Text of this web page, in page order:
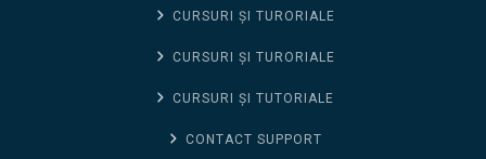
CURSURI ȘI TURORIALE
CURSURI ȘI TURORIALE
CURSURI ȘI TUTORIALE
CONTACT SUPPORT